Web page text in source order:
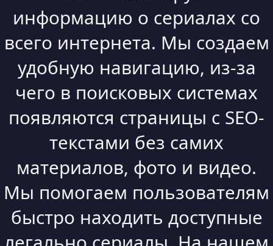
информацию о сериалах со
всего интернета. Мы создаем
удобную навигацию, из-за
чего в поисковых системах
появляются страницы с SEO-
текстами без самих
материалов, фото и видео.
Мы помогаем пользователям
быстро находить доступные